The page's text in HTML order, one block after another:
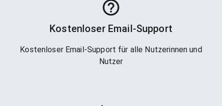
Kostenloser Email-Support
Kostenloser Email-Support für alle Nutzerinnen und
Nutzer